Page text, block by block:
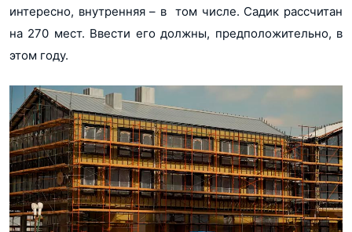
интересно, внутренняя – в том числе. Садик рассчитан
на 270 мест. Ввести его должны, предположительно, в
этом году.